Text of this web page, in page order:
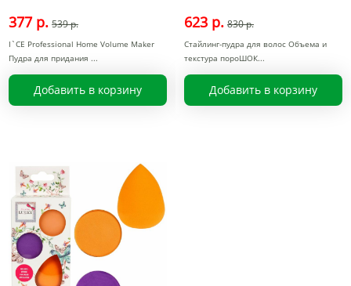
377 р. 539 р.
I`CE Professional Home Volume Maker
Пудра для придания
Добавить в корзину
623 р. 830 р.
Cтайлинг-пудра для волос Объема и
текстура пороШОК
Добавить в корзину